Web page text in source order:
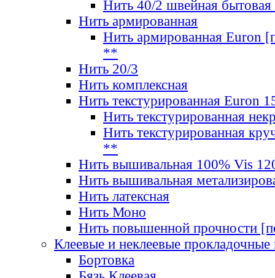
Нить 40/2 швейная бытовая
Нить армированная
Нить армированная Euron
**
Нить 20/3
Нить комплексная
Нить текстурированная Euron
Нить текстурированная
Нить текстурированная
**
Нить вышивальная 100% Vis
Нить вышивальная
Нить латексная
Нить Моно
Нить повышенной прочности
Клеевые и неклеевые прокладочные
Бортовка